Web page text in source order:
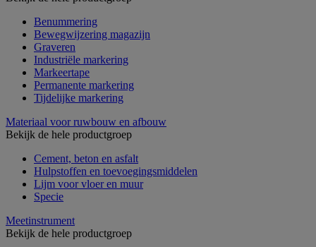
Benummering
Bewegwijzering magazijn
Graveren
Industriële markering
Markeertape
Permanente markering
Tijdelijke markering
Materiaal voor ruwbouw en afbouw
Bekijk de hele productgroep
Cement, beton en asfalt
Hulpstoffen en toevoegingsmiddelen
Lijm voor vloer en muur
Specie
Meetinstrument
Bekijk de hele productgroep